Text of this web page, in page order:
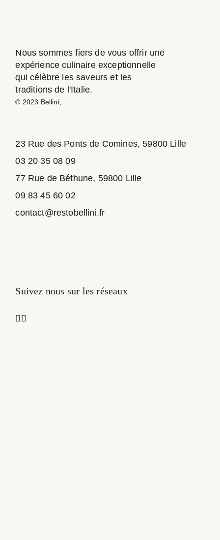
Nous sommes fiers de vous offrir une
expérience culinaire exceptionnelle
qui célèbre les saveurs et les
traditions de l'Italie.
© 2023 Bellini,
23 Rue des Ponts de Comines, 59800 Lille
03 20 35 08 09
77 Rue de Béthune, 59800 Lille
09 83 45 60 02
contact@restobellini.fr
Suivez nous sur les réseaux